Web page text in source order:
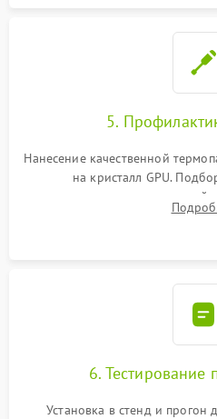
5.
Нанесение качественной
на кристалл GPU.
термопрокладок правильной
питания. Монтаж радиатора и
6. Тестирование
Установка в стенд и прогон